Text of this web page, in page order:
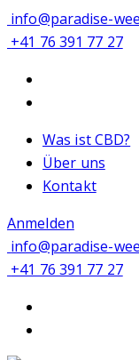
info@paradise-
+41 76 391 77 27
Was ist CBD?
Über uns
Kontakt
Anmelden
info@paradise-
+41 76 391 77 27